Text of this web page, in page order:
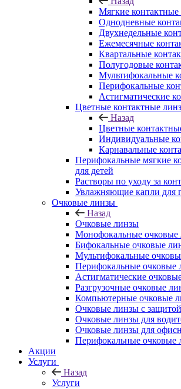
Мягкие
Однодневные
Двухнедельные
Ежемесячные
Квартальные
Полугодовые
Мультифокальные
Перифокальные
Астигматические
Цветные контактные
Назад
Цветные
Индивидуальные
Карнавальные
Перифокальные мягкие
для детей
Растворы по уходу за
Увлажняющие капли для
Очковые линзы
Назад
Очковые линзы
Монофокальные очковые
Бифокальные очковые
Мультифокальные
Перифокальные очковые
Астигматические
Разгрузочные очковые
Компьютерные очковые
Очковые линзы с защитой
Очковые линзы для
Очковые линзы для
Перифокальные очковые
Акции
Услуги
Назад
Услуги